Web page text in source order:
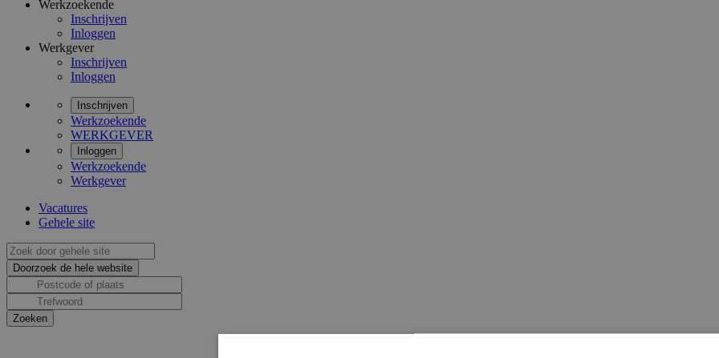
Werkzoekende
Inschrijven
Inloggen
Werkgever
Inschrijven
Inloggen
Inschrijven
Werkzoekende
WERKGEVER
Inloggen
Werkzoekende
Werkgever
Vacatures
Gehele site